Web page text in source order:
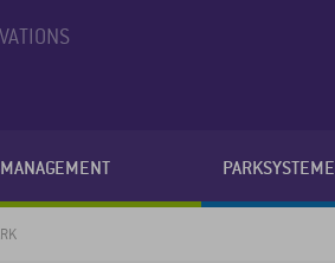
PARKSYSTEME